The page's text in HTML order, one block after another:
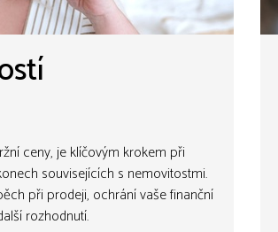
ceny, je klíčovým krokem při
souvisejících s nemovitostmi.
při prodeji, ochrání vaše finanční
rozhodnutí.